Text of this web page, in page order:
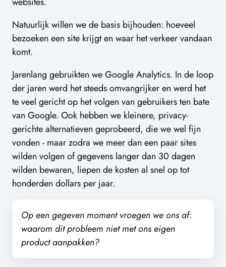
Natuurlijk willen we de basis bijhouden: hoeveel
bezoeken een site krijgt en waar het verkeer vandaan
komt.
Jarenlang gebruikten we Google Analytics. In de loop
der jaren werd het steeds omvangrijker en werd het
te veel gericht op het volgen van gebruikers ten bate
van Google. Ook hebben we kleinere, privacy-
gerichte alternatieven geprobeerd, die we wel fijn
vonden - maar zodra we meer dan een paar sites
wilden volgen of gegevens langer dan 30 dagen
wilden bewaren, liepen de kosten al snel op tot
honderden dollars per jaar.
Op een gegeven moment vroegen we ons af:
waarom dit probleem niet met ons eigen
product aanpakken?